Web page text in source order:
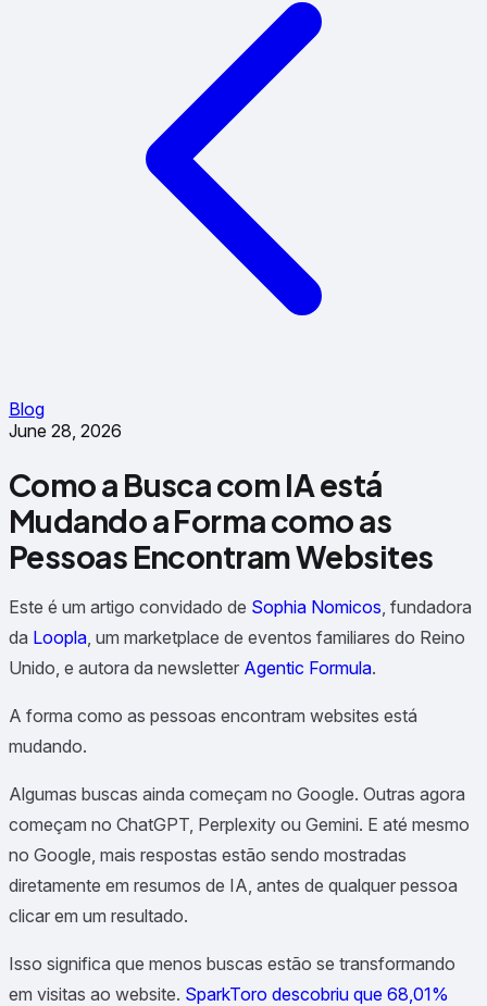
Blog
June 28, 2026
Como a Busca com IA está
Mudando a Forma como as
Pessoas Encontram Websites
Este é um artigo convidado de Sophia Nomicos, fundadora
da Loopla, um marketplace de eventos familiares do Reino
Unido, e autora da newsletter Agentic Formula.
A forma como as pessoas encontram websites está
mudando.
Algumas buscas ainda começam no Google. Outras agora
começam no ChatGPT, Perplexity ou Gemini. E até mesmo
no Google, mais respostas estão sendo mostradas
diretamente em resumos de IA, antes de qualquer pessoa
clicar em um resultado.
Isso significa que menos buscas estão se transformando
em visitas ao website. SparkToro descobriu que 68,01%